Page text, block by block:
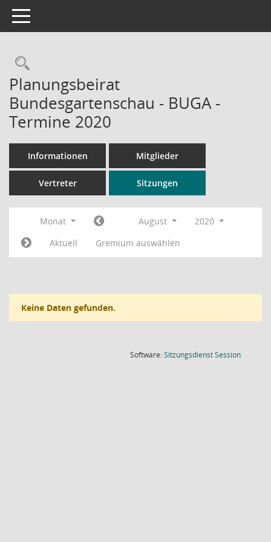
Toggle navigation
Rechercheauswahl
Planungsbeirat
Bundesgartenschau - BUGA -
Termine 2020
Informationen Mitglieder
Vertreter Sitzungen
Monat August
2020
Aktuell
Gremium auswählen
Keine Daten gefunden.
Software:SitzungsdienstSession(Wird in